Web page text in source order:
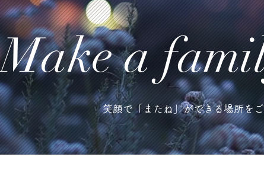
Make a​
笑顔で「またね」ができる場所をご